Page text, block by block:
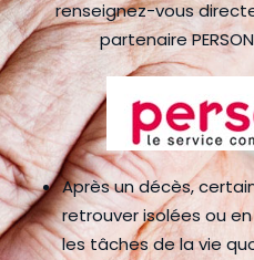
renseignez-vous
partenaire
Après un décès,
retrouver isolées ou
les tâches de la vie